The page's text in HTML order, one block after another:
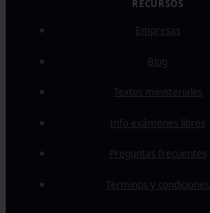
Empresas
Blog
Textos ministeriales
Info exámenes libres
Preguntas frecuentes
Términos y condiciones